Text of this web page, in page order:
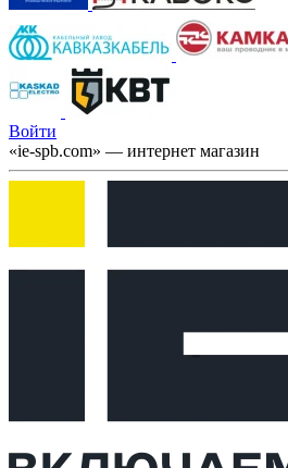
Войти
«ie-spb.com» — интернет магазин